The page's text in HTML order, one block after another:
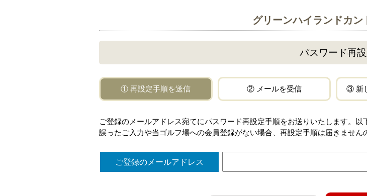
グリーンハイランドカン
パスワード再
① 再設定手順を送信 ② メールを受信 ③ 新
ご登録のメールアドレス宛てにパスワード再設定手順をお送りいたします。以
誤ったご入力や当ゴルフ場への会員登録がない場合、再設定手順は届きません
ご登録のメールアドレス